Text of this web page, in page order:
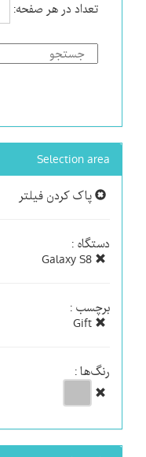
تعداد در هر صفحه:
Selection area
پاک کردن فیلتر
دستگاه :
برچسب :
رنگ‌ها :